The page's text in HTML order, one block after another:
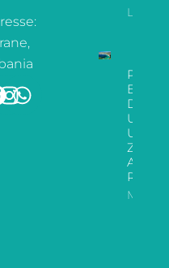
Lesen
Der
Zur
Riviera
Mehr